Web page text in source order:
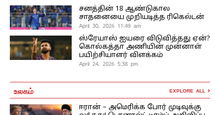
சனத்தின் 18 ஆண்டுகால
சாதனையை முறியடித்த ரிகெல்டன்
April 30, 2026 11:49 am
ஸ்ரேயாஸ் ஐயரை விடுவித்தது ஏன்?
கொல்கத்தா அணியின் முன்னாள்
பயிற்சியாளர் விளக்கம்
April 24, 2026 5:38 pm
உலகம் EXPLORE ALL
ஈரான் – அமெரிக்க போர் முடிவுக்கு